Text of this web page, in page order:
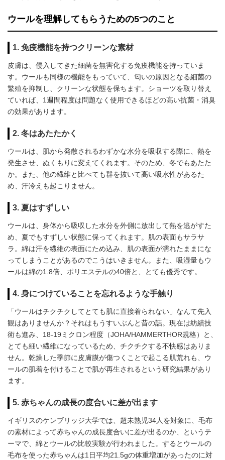
ウールを理解してもらうための5つのこと
1. 免疫機能を持つクリーンな素材
皮膚は、侵入してきた細菌を無害化する免疫機能を持っていま
す。ウールも同様の機能をもっていて、匂いの原因となる細菌の
繁殖を抑制し、クリーンな状態を保ちます。ショーツを取り替え
ていれば、1週間程度は問題なく使用できるほどの高い抗菌・消臭
の効果があります。
2. 冬はあたたかく
ウールは、肌から発散されるわずかな水分を吸収する際に、熱を
発生させ、ぬくもりに変えてくれます。そのため、冬でもあたた
か。また、他の繊維と比べても群を抜いて高い吸水性があるた
め、汗冷えも起こりません。
3. 夏はすずしい
ウールは、身体から吸収した水分を外側に放出して熱を逃がすた
め、夏でもすずしい状態に保ってくれます。肌の表面もサラサ
ラ。綿は汗を繊維の表面にため込み、肌の表面が濡れたままにな
ってしまうことがあるのでこうはいきません。また、吸湿量もウ
ールは綿の1.8倍、ポリエステルの40倍と、とても優秀です。
4. 身につけていることを忘れるような手触り
「ウールはチクチクしてとても肌に直接着られない」なんて先入
観はありませんか？それはもうすいぶんと昔の話。現在は紡績技
術も進み、18-19ミクロン程度（JOHA/HAMMERTHOR規格）と、
とても細い繊維になっているため、チクチクする不快感はありま
せん。乾燥した季節に皮膚膜が傷つくことで起こる肌荒れも、ウ
ールの肌着を付けることで肌が再生されるという研究結果があり
ます。
5. 赤ちゃんの成長の度合いに差が出ます
イギリスのケンブリッジ大学では、超未熟児34人を対象に、毛布
の素材によって赤ちゃんの成長度合いに差が出るのか、というテ
ーマで、綿とウールの比較実験が行われました。するとウールの
毛布を使った赤ちゃんは1日平均21.5gの体重増加があったのに対